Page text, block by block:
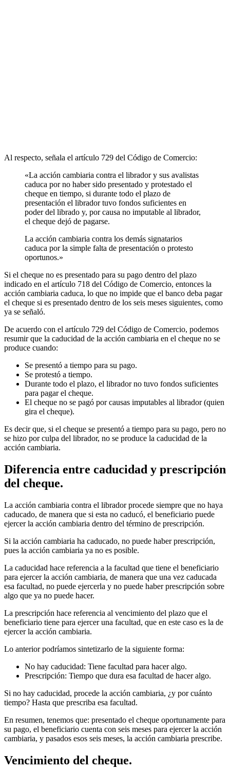
Al respecto, señala el artículo 729 del Código de Comercio:
«La acción cambiaria contra el librador y sus avalistas
caduca por no haber sido presentado y protestado el
cheque en tiempo, si durante todo el plazo de
presentación el librador tuvo fondos suficientes en
poder del librado y, por causa no imputable al librador,
el cheque dejó de pagarse.
La acción cambiaria contra los demás signatarios
caduca por la simple falta de presentación o protesto
oportunos.»
Si el cheque no es presentado para su pago dentro del plazo
indicado en el artículo 718 del Código de Comercio, entonces la
acción cambiaria caduca, lo que no impide que el banco deba pagar
el cheque si es presentado dentro de los seis meses siguientes, como
ya se señaló.
De acuerdo con el artículo 729 del Código de Comercio, podemos
resumir que la caducidad de la acción cambiaria en el cheque no se
produce cuando:
Se presentó a tiempo para su pago.
Se protestó a tiempo.
Durante todo el plazo, el librador no tuvo fondos suficientes
para pagar el cheque.
El cheque no se pagó por causas imputables al librador (quien
gira el cheque).
Es decir que, si el cheque se presentó a tiempo para su pago, pero no
se hizo por culpa del librador, no se produce la caducidad de la
acción cambiaria.
Diferencia entre caducidad y prescripción
del cheque.
La acción cambiaria contra el librador procede siempre que no haya
caducado, de manera que si esta no caducó, el beneficiario puede
ejercer la acción cambiaria dentro del término de prescripción.
Si la acción cambiaria ha caducado, no puede haber prescripción,
pues la acción cambiaria ya no es posible.
La caducidad hace referencia a la facultad que tiene el beneficiario
para ejercer la acción cambiaria, de manera que una vez caducada
esa facultad, no puede ejercerla y no puede haber prescripción sobre
algo que ya no puede hacer.
La prescripción hace referencia al vencimiento del plazo que el
beneficiario tiene para ejercer una facultad, que en este caso es la de
ejercer la acción cambiaria.
Lo anterior podríamos sintetizarlo de la siguiente forma:
No hay caducidad: Tiene facultad para hacer algo.
Prescripción: Tiempo que dura esa facultad de hacer algo.
Si no hay caducidad, procede la acción cambiaria, ¿y por cuánto
tiempo? Hasta que prescriba esa facultad.
En resumen, tenemos que: presentado el cheque oportunamente para
su pago, el beneficiario cuenta con seis meses para ejercer la acción
cambiaria, y pasados esos seis meses, la acción cambiaria prescribe.
Vencimiento del cheque.